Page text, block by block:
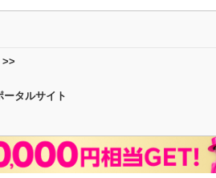
>>
タルサイト